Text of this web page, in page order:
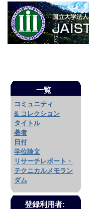
一覧
コミュニティ
& コレクション
タイトル
著者
日付
学位論文
リサーチレポート・
テクニカルメモラン
ダム
登録利用者: